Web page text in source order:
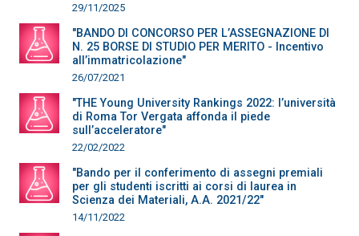
29/11/2025
"BANDO DI CONCORSO PER L’ASSEGNAZIONE DI
N. 25 BORSE DI STUDIO PER MERITO - Incentivo
all’immatricolazione"
26/07/2021
"THE Young University Rankings 2022: l’università
di Roma Tor Vergata affonda il piede
sull’acceleratore"
22/02/2022
"Bando per il conferimento di assegni premiali
per gli studenti iscritti ai corsi di laurea in
Scienza dei Materiali, A.A. 2021/22"
14/11/2022